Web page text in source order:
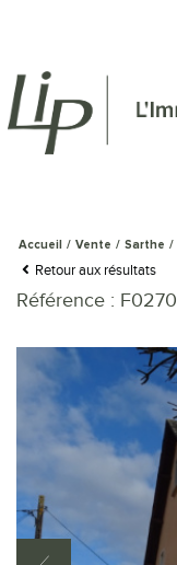
Accueil Vente Sarthe
Retour aux résultats
Référence : F0270